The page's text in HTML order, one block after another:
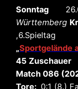
Sonntag
Württemberg
,6.Spieltag
„Sportgelände
45 Zuschauer
Match 086
Tore: 0:1 (8.)